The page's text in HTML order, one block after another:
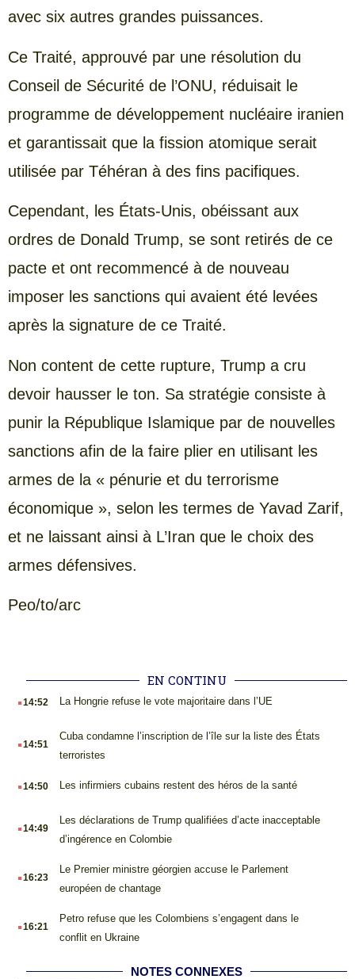
avec six autres grandes puissances.
Ce Traité, approuvé par une résolution du
Conseil de Sécurité de l’ONU, réduisait le
programme de développement nucléaire iranien
et garantissait que la fission atomique serait
utilisée par Téhéran à des fins pacifiques.
Cependant, les États-Unis, obéissant aux
ordres de Donald Trump, se sont retirés de ce
pacte et ont recommencé à de nouveau
imposer les sanctions qui avaient été levées
après la signature de ce Traité.
Non content de cette rupture, Trump a cru
devoir hausser le ton. Sa stratégie consiste à
punir la République Islamique par de nouvelles
sanctions afin de la faire plier en utilisant les
armes de la « pénurie et du terrorisme
économique », selon les termes de Yavad Zarif,
et ne laissant ainsi à L’Iran que le choix des
armes défensives.
Peo/to/arc
EN CONTINU
.14:52 La Hongrie refuse le vote majoritaire dans l’UE
.14:51
Cuba condamne l’inscription de l’île sur la liste des États
terroristes
.14:50 Les infirmiers cubains restent des héros de la santé
.14:49
Les déclarations de Trump qualifiées d’acte inacceptable
d’ingérence en Colombie
.16:23
Le Premier ministre géorgien accuse le Parlement
européen de chantage
.16:21
Petro refuse que les Colombiens s’engagent dans le
conflit en Ukraine
NOTES CONNEXES